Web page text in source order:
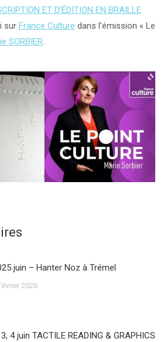
ET D’ÉDITION EN BRAILLE
sur France Culture dans l’émission « Le
SORBIER.
juin – Hanter Noz à Trémel
2026
4 juin TACTILE READING & GRAPHICS